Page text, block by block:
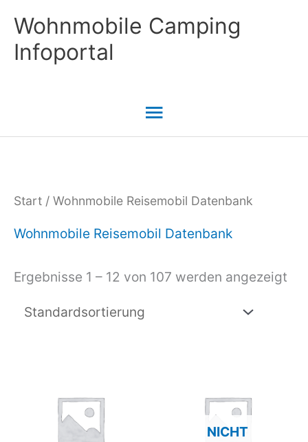
Inhalt
springen
Wohnmobile Camping
Infoportal
Hauptmenü
Start / Wohnmobile Reisemobil Datenbank
Wohnmobile Reisemobil Datenbank
Ergebnisse 1 – 12 von 107 werden angezeigt
NICHT